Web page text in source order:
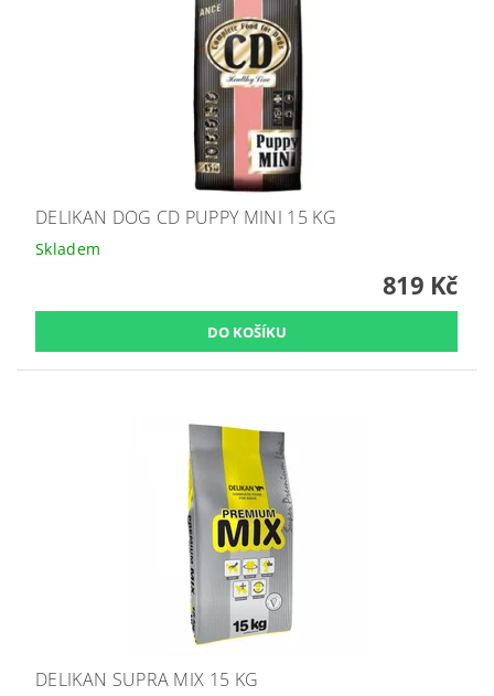
DELIKAN DOG CD PUPPY MINI 15 KG
Skladem
819 Kč
DELIKAN SUPRA MIX 15 KG